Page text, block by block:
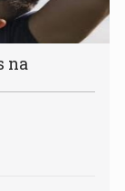
na